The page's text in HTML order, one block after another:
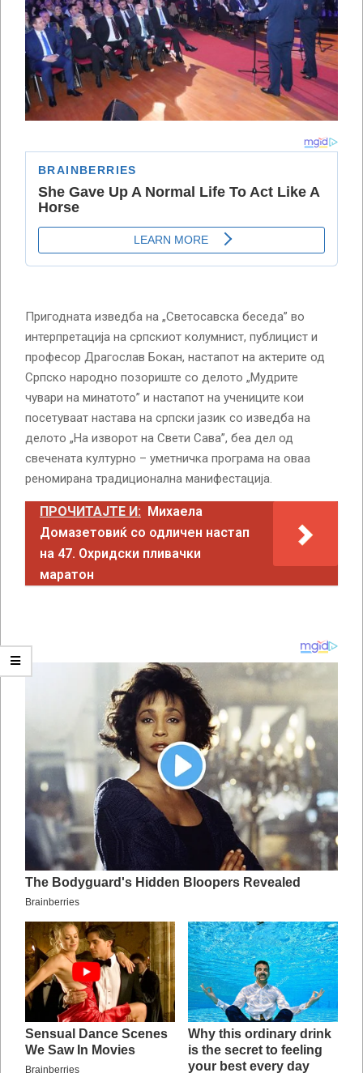
Пригодната изведба на „Светосавска беседа” во
интерпретација на српскиот колумнист, публицист и
професор Драгослав Бокан, настапот на актерите од
Српско народно позориште со делото „Мудрите
чувари на минатото” и настапот на учениците кои
посетуваат настава на српски јазик со изведба на
делото „На изворот на Свети Сава”, беа дел од
свечената културно – уметничка програма на оваа
реномирана традиционална манифестација.
ПРОЧИТАЈТЕ И: Михаела
Домазетовиќ со одличен настап
на 47. Охридски пливачки
маратон